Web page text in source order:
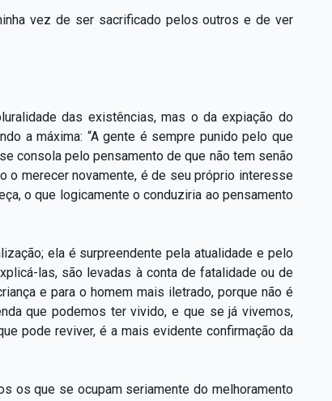
vez de ser sacrificado pelos outros e de ver
das existências, mas o da expiação do
a máxima: “A gente é sempre punido pelo que
consola pelo pensamento de que não tem senão
o merecer novamente, é de seu próprio interesse
o que logicamente o conduziria ao pensamento
ela é surpreendente pela atualidade e pelo
las, são levadas à conta de fatalidade ou de
e para o homem mais iletrado, porque não é
que podemos ter vivido, e que se já vivemos,
pode reviver, é a mais evidente confirmação da
os que se ocupam seriamente do melhoramento